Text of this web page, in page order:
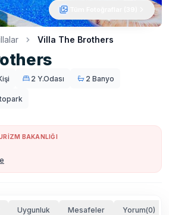
Villa The Brothers
2 Y.Odası 2 Banyo
BAKANLIĞI
Uygunluk Mesafeler Yorum(0)